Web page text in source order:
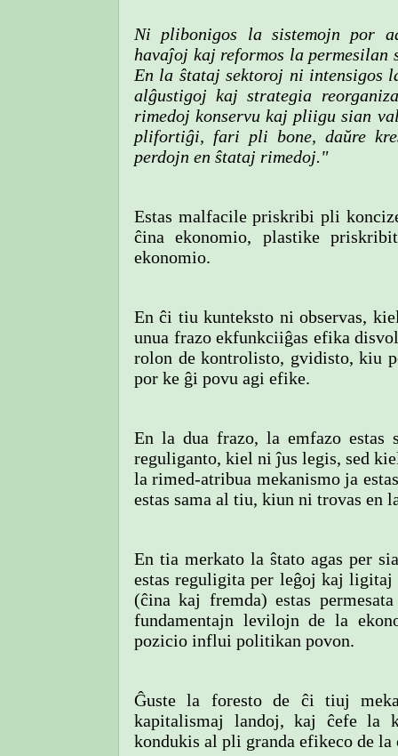
Ni plibonigos la sistemojn por
havaĵoj kaj reformos la
En la ŝtataj sektoroj ni intensigos
alĝustigoj kaj strategia
rimedoj konservu kaj pliigu sian
plifortiĝi, fari pli bone, daŭre
perdojn en ŝtataj rimedoj."
Estas malfacile priskribi pli
ĉina ekonomio, plastike
ekonomio.
En ĉi tiu kunteksto ni observas,
unua frazo ekfunkciiĝas efika
rolon de kontrolisto, gvidisto, kiu
por ke ĝi povu agi efike.
En la dua frazo, la emfazo
reguliganto, kiel ni ĵus legis, sed
la rimed-atribua mekanismo ja
estas sama al tiu, kiun ni trovas en
En tia merkato la ŝtato agas per
estas reguligita per leĝoj kaj
(ĉina kaj fremda) estas
fundamentajn levilojn de la
pozicio influi politikan povon.
Ĝuste la foresto de ĉi tiuj
kapitalismaj landoj, kaj ĉefe la
kondukis al pli granda efikeco de la